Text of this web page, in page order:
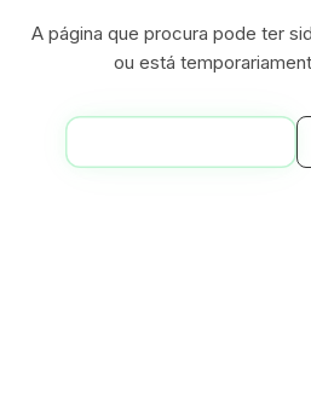
A página que procura pode ter
ou está